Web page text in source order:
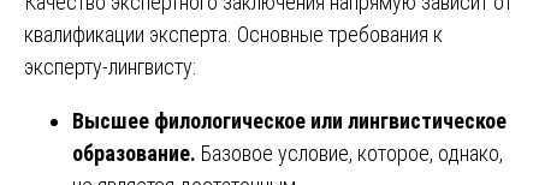
квалификации эксперта. Основные требования к
эксперту-лингвисту:
Высшее филологическое или лингвистическое
образование. Базовое условие, которое, однако,